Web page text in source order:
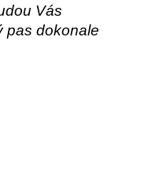
Vás
pas dokonale